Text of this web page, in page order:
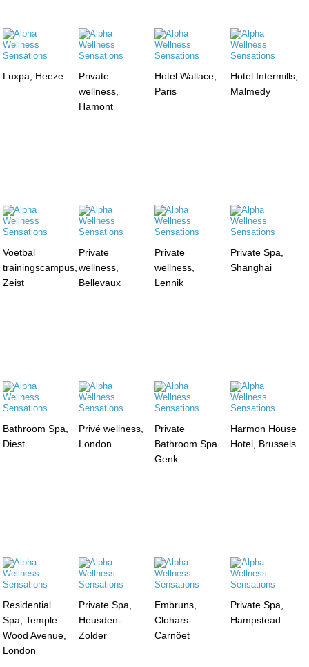
Luxpa, Heeze
Private
wellness,
Hamont
Hotel Wallace,
Paris
Hotel Intermills,
Malmedy
Voetbal
trainingscampus,
Zeist
Private
wellness,
Bellevaux
Private
wellness,
Lennik
Private Spa,
Shanghai
Bathroom Spa,
Diest
Privé wellness,
London
Private
Bathroom Spa
Genk
Harmon House
Hotel, Brussels
Residential
Spa, Temple
Wood Avenue,
London
Private Spa,
Heusden-
Zolder
Embruns,
Clohars-
Carnöet
Private Spa,
Hampstead